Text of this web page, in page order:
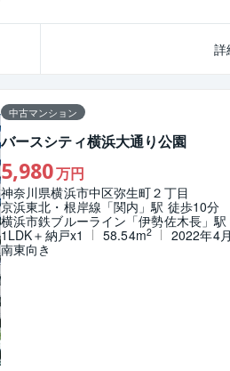
詳
中古マンション
バースシティ横浜大通り公園
5,980万円
神奈川県横浜市中区弥生町２丁目
京浜東北・根岸線「関内」駅 徒歩10分
横浜市鉄ブルーライン「伊勢佐木長」
1LDK＋納戸x1
58.54m2 2022年4
南東向き